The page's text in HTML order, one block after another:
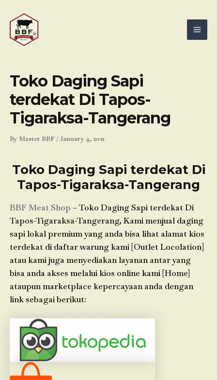
content
Toko Daging Sapi
terdekat Di Tapos-
Tigaraksa-Tangerang
By Master BBF /January 4, 2021
Toko Daging Sapi terdekat Di
Tapos-Tigaraksa-Tangerang
BBF Meat Shop – Toko Daging Sapi terdekat Di
Tapos-Tigaraksa-Tangerang, Kami menjual daging
sapi lokal premium yang anda bisa lihat alamat kios
terdekat di daftar warung kami [Outlet Locolation]
atau kami juga menyediakan layanan antar yang
bisa anda akses melalui kios online kami [Home]
ataupun marketplace kepercayaan anda dengan
link sebagai berikut: